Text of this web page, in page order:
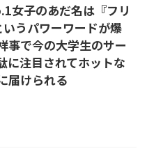
女子のあだ名は『フリ
うパワーワードが爆
事で今の大学生のサー
に注目されてホットな
届けられる